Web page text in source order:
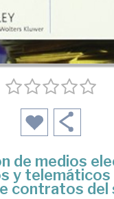
de medios
y telemáticos
contratos del